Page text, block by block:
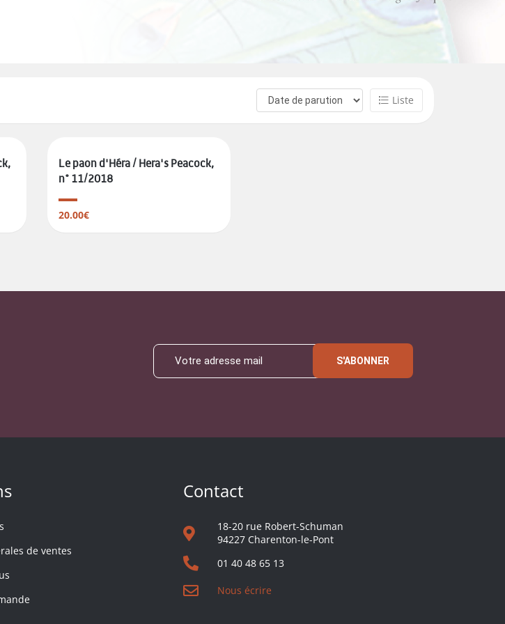
Liste
Le paon d'Héra / Hera's Peacock,
n° 11/2018
20.00€
S'ABONNER
de ventes
Contact
18-20 rue Robert-Schuman
94227 Charenton-le-Pont
01 40 48 65 13
Nous écrire